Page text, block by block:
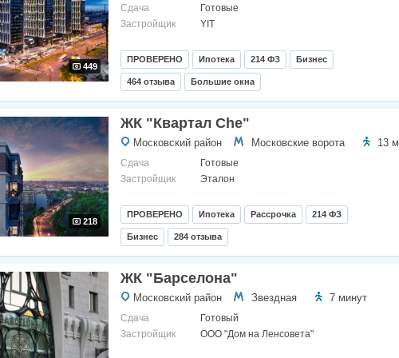
449
Сдача
Готовые
Застройщик
YIT
ПРОВЕРЕНО Ипотека 214 ФЗ Бизнес
464 отзыва Большие окна
218
ЖК "Квартал Che"
Московский район Московские ворота 13
Сдача
Готовые
Застройщик
Эталон
ПРОВЕРЕНО Ипотека Рассрочка 214 ФЗ
Бизнес 284 отзыва
ЖК "Барселона"
Московский район Звездная 7 минут
Сдача
Готовый
Застройщик
ООО "Дом на Ленсовета"